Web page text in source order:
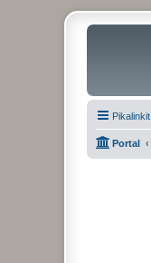
Pikalinkit
Portal